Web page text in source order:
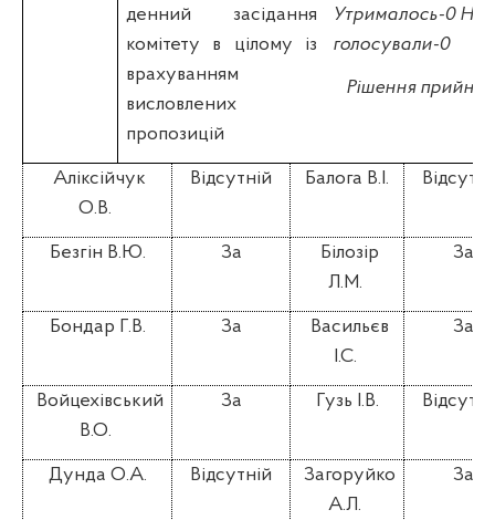
денний засідання
комітету в цілому із
врахуванням
висловлених
пропозицій
Утрималось-0 Не
голосували-0
Рішення
Аліксійчук
О.В.
Відсутній Балога В.І.
Безгін В.Ю. За
Білозір
Л.М.
За
Бондар Г.В. За
Васильєв
І.С.
За
Войцехівський
В.О.
За Гузь І.В.
Дунда О.А. Відсутній
Загоруйко
А.Л.
За